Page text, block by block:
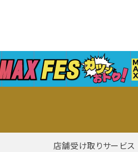
店舗受け取りサービス